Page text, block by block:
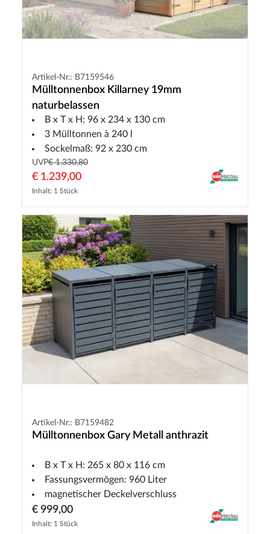
Artikel-Nr.: B7159546
Mülltonnenbox Killarney 19mm
naturbelassen
B x T x H: 96 x 234 x 130 cm
3 Mülltonnen à 240 l
Sockelmaß: 92 x 230 cm
UVP€ 1.330,80
€ 1.239,00
Inhalt: 1 Stück
Artikel-Nr.: B7159482
Mülltonnenbox Gary Metall anthrazit
B x T x H: 265 x 80 x 116 cm
Fassungsvermögen: 960 Liter
magnetischer Deckelverschluss
€ 999,00
Inhalt: 1 Stück